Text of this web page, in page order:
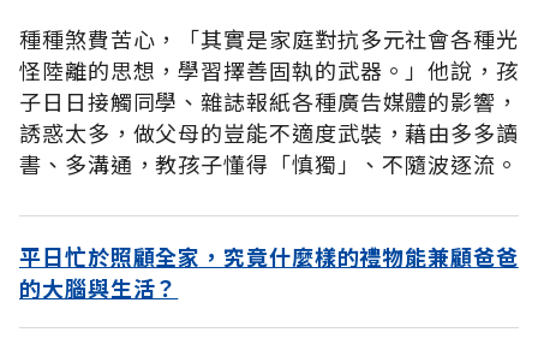
種種煞費苦心，「其實是家庭對抗多元社會各種光
怪陸離的思想，學習擇善固執的武器。」他說，孩
子日日接觸同學、雜誌報紙各種廣告媒體的影響，
誘惑太多，做父母的豈能不適度武裝，藉由多多讀
書、多溝通，教孩子懂得「慎獨」、不隨波逐流。
平日忙於照顧全家，究竟什麼樣的禮物能兼顧爸爸
的大腦與生活？